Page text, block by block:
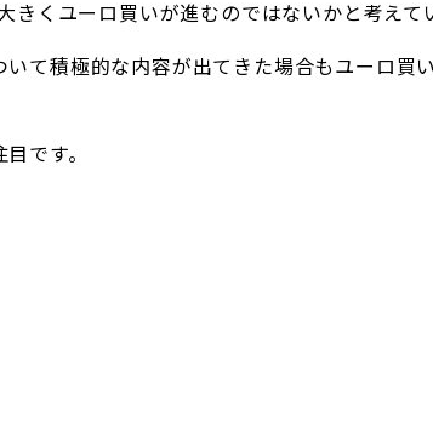
くユーロ買いが進むのではないかと考えて
いて積極的な内容が出てきた場合もユーロ買
です。